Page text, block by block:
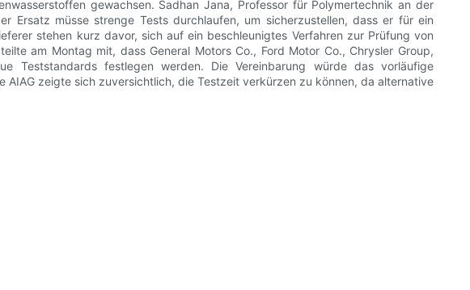
gewachsen. Sadhan Jana, Professor für Polymertechnik an der
Ersatz müsse strenge Tests durchlaufen, um sicherzustellen, dass er für ein
stehen kurz davor, sich auf ein beschleunigtes Verfahren zur Prüfung von
am Montag mit, dass General Motors Co., Ford Motor Co., Chrysler Group,
Teststandards festlegen werden. Die Vereinbarung würde das vorläufige
zeigte sich zuversichtlich, die Testzeit verkürzen zu können, da alternative